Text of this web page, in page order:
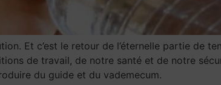
Et c’est le retour de l’éternelle partie de
de travail, de notre santé et de notre
du guide et du vademecum.